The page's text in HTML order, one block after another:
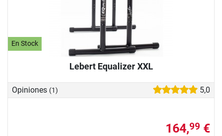
En Stock
Lebert Equalizer XXL
Opiniones (1) 5,0
164,99 €